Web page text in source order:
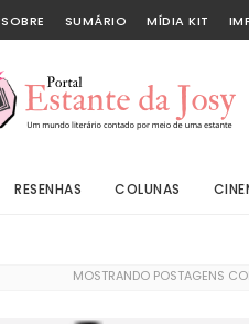
SOBRE SUMÁRIO MÍDIA KIT
RESENHAS COLUNAS
MOSTRANDO POSTAGENS